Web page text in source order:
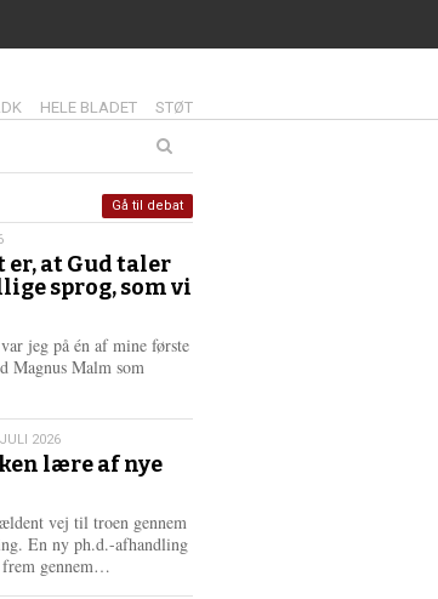
15.0:
HELE BLADET 16.0:
STØT
at Gud taler
sprog, som vi
jeg på én af mine første
Magnus Malm som
2026
lære af nye
vej til troen gennem
En ny ph.d.-afhandling
frem gennem…
Gå til debat